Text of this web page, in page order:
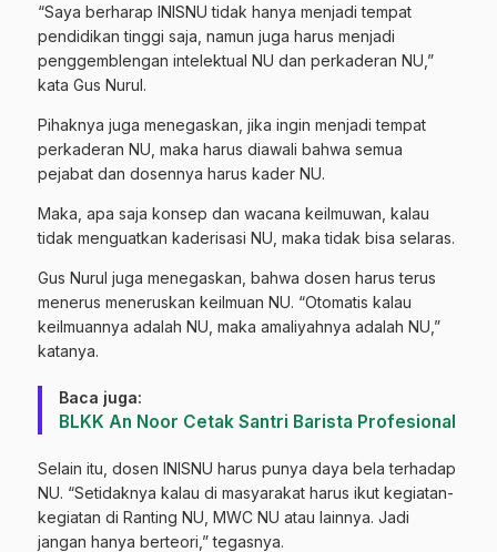
“Saya berharap INISNU tidak hanya menjadi tempat
pendidikan tinggi saja, namun juga harus menjadi
penggemblengan intelektual NU dan perkaderan NU,”
kata Gus Nurul.
Pihaknya juga menegaskan, jika ingin menjadi tempat
perkaderan NU, maka harus diawali bahwa semua
pejabat dan dosennya harus kader NU.
Maka, apa saja konsep dan wacana keilmuwan, kalau
tidak menguatkan kaderisasi NU, maka tidak bisa selaras.
Gus Nurul juga menegaskan, bahwa dosen harus terus
menerus meneruskan keilmuan NU. “Otomatis kalau
keilmuannya adalah NU, maka amaliyahnya adalah NU,”
katanya.
Baca juga:
BLKK An Noor Cetak Santri Barista Profesional
Selain itu, dosen INISNU harus punya daya bela terhadap
NU. “Setidaknya kalau di masyarakat harus ikut kegiatan-
kegiatan di Ranting NU, MWC NU atau lainnya. Jadi
jangan hanya berteori,” tegasnya.